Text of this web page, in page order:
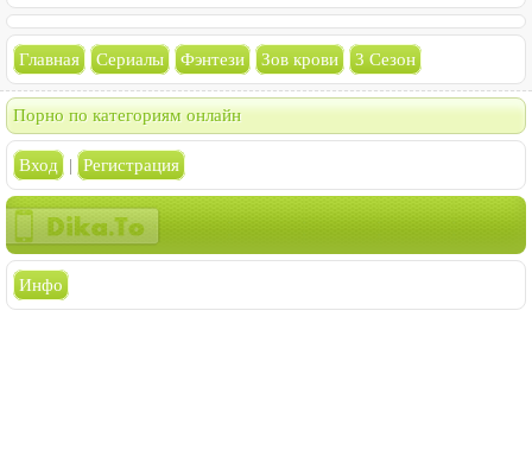
Главная Сериалы Фэнтези Зов крови 3 Сезон
Порно по категориям онлайн
Вход | Регистрация
Инфо